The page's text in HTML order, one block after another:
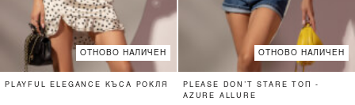
ОТНОВО НАЛИЧЕН
PLAYFUL ELEGANCE КЪСА РОКЛЯ
ОТНОВО НАЛИЧЕН
PLEASE DON’T STARE ТОП -
AZURE ALLURE